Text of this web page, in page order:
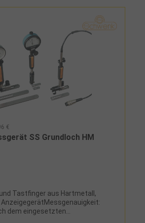
€
SS Grundloch HM
Tastfinger aus Hartmetall,
AnzeigegerätMessgenauigkeit:
dem eingesetzten